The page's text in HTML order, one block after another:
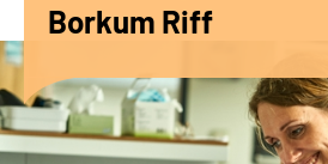
Karriere
Borkum Riff